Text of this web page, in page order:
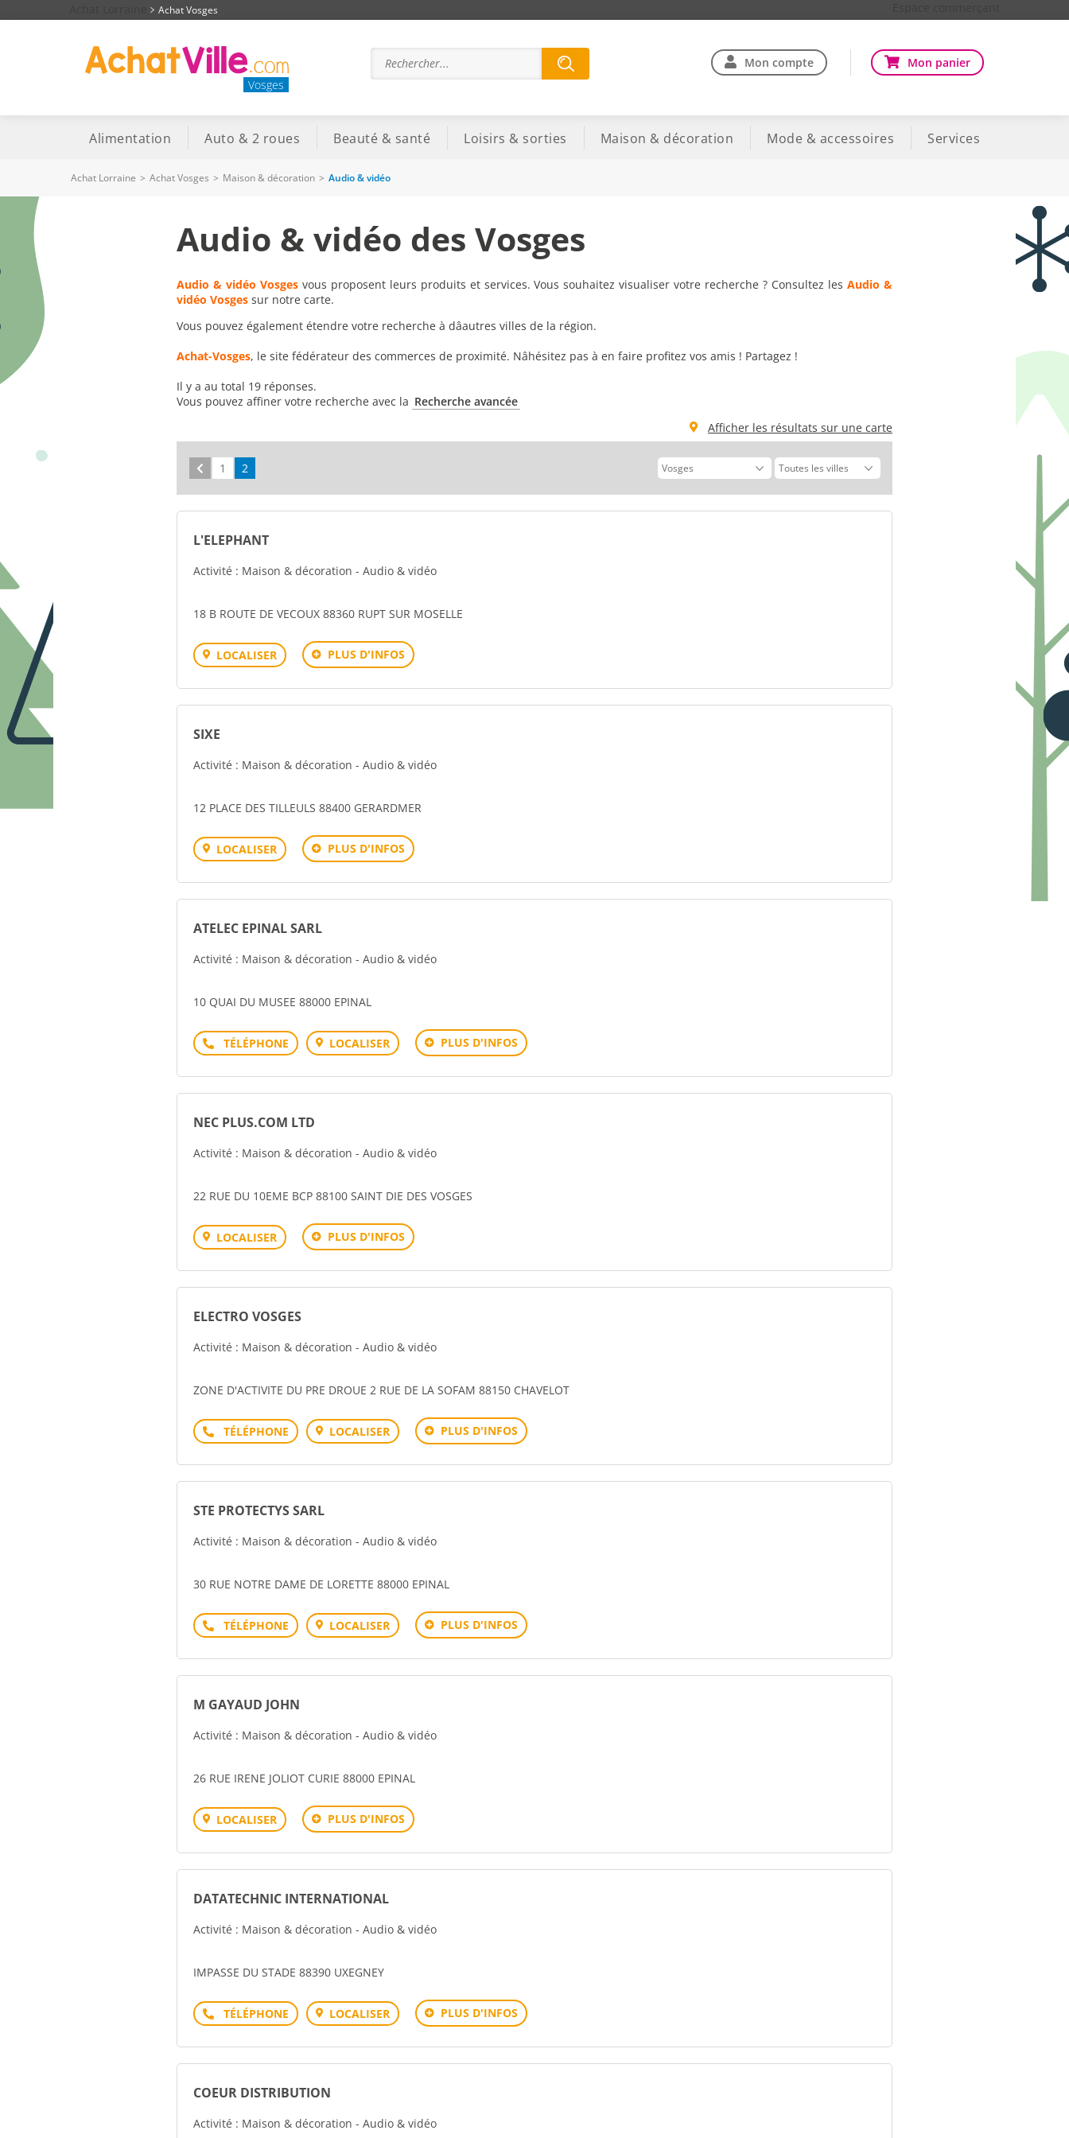
Achat Vosges
Vosges
Mon compte Mon panier
Alimentation Auto & 2 roues Beauté & santé Loisirs & sorties Maison & décoration Mode & accessoires Services
Achat Lorraine > Achat Vosges > Maison & décoration > Audio & vidéo
Audio & vidéo des Vosges
Audio & vidéo Vosgesvous proposent leurs produits et services. Vous souhaitez visualiser votre recherche ? Consultez lesAudio &
vidéo Vosges sur notre carte.
Vous pouvez également étendre votre recherche à dâautres villes de la région.
Achat-Vosges, le site fédérateur des commerces de proximité. Nâhésitez pas à en faire profitez vos amis ! Partagez !
Il y a au total 19 réponses.
Vous pouvez affiner votre recherche avec la Recherche avancée
Afficher les résultats sur une carte
Précédent
1 2
L'ELEPHANT
Activité : Maison & décoration - Audio & vidéo
18 B ROUTE DE VECOUX 88360 RUPT SUR MOSELLE
LOCALISER PLUS D'INFOS
SIXE
Activité : Maison & décoration - Audio & vidéo
12 PLACE DES TILLEULS 88400 GERARDMER
LOCALISER PLUS D'INFOS
ATELEC EPINAL SARL
Activité : Maison & décoration - Audio & vidéo
10 QUAI DU MUSEE 88000 EPINAL
Téléphone LOCALISER PLUS D'INFOS
NEC PLUS.COM LTD
Activité : Maison & décoration - Audio & vidéo
22 RUE DU 10EME BCP 88100 SAINT DIE DES VOSGES
LOCALISER PLUS D'INFOS
ELECTRO VOSGES
Activité : Maison & décoration - Audio & vidéo
ZONE D'ACTIVITE DU PRE DROUE 2 RUE DE LA SOFAM 88150 CHAVELOT
Téléphone LOCALISER PLUS D'INFOS
STE PROTECTYS SARL
Activité : Maison & décoration - Audio & vidéo
30 RUE NOTRE DAME DE LORETTE 88000 EPINAL
Téléphone LOCALISER PLUS D'INFOS
M GAYAUD JOHN
Activité : Maison & décoration - Audio & vidéo
26 RUE IRENE JOLIOT CURIE 88000 EPINAL
LOCALISER PLUS D'INFOS
DATATECHNIC INTERNATIONAL
Activité : Maison & décoration - Audio & vidéo
IMPASSE DU STADE 88390 UXEGNEY
Téléphone LOCALISER PLUS D'INFOS
COEUR DISTRIBUTION
Activité : Maison & décoration - Audio & vidéo